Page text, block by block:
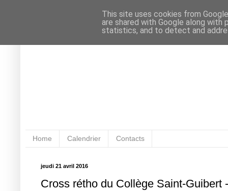
Home Calendrier Contacts
jeudi 21 avril 2016
Cross rétho du Collège Saint-Guibert
This site uses cookies from
are shared with Google along
statistics, and to detect and